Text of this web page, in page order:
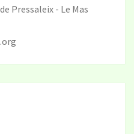
Pressaleix - Le Mas